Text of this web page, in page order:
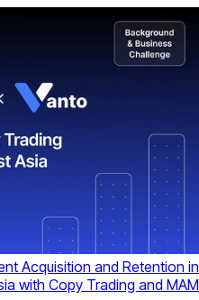
VantoTrade Scales Client
Southeast Asia with